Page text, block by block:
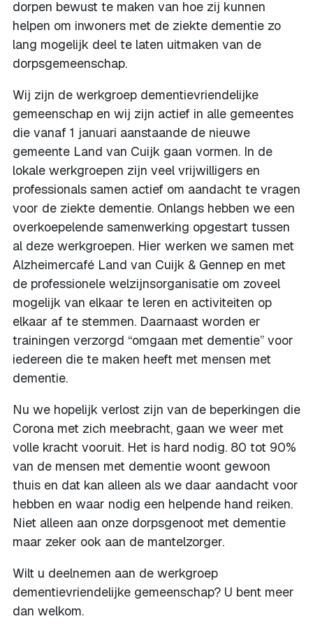
dorpen bewust te maken van hoe zij kunnen
helpen om inwoners met de ziekte dementie zo
lang mogelijk deel te laten uitmaken van de
dorpsgemeenschap.
Wij zijn de werkgroep dementievriendelijke
gemeenschap en wij zijn actief in alle gemeentes
die vanaf 1 januari aanstaande de nieuwe
gemeente Land van Cuijk gaan vormen. In de
lokale werkgroepen zijn veel vrijwilligers en
professionals samen actief om aandacht te vragen
voor de ziekte dementie. Onlangs hebben we een
overkoepelende samenwerking opgestart tussen
al deze werkgroepen. Hier werken we samen met
Alzheimercafé Land van Cuijk & Gennep en met
de professionele welzijnsorganisatie om zoveel
mogelijk van elkaar te leren en activiteiten op
elkaar af te stemmen. Daarnaast worden er
trainingen verzorgd “omgaan met dementie” voor
iedereen die te maken heeft met mensen met
dementie.
Nu we hopelijk verlost zijn van de beperkingen die
Corona met zich meebracht, gaan we weer met
volle kracht vooruit. Het is hard nodig. 80 tot 90%
van de mensen met dementie woont gewoon
thuis en dat kan alleen als we daar aandacht voor
hebben en waar nodig een helpende hand reiken.
Niet alleen aan onze dorpsgenoot met dementie
maar zeker ook aan de mantelzorger.
Wilt u deelnemen aan de werkgroep
dementievriendelijke gemeenschap? U bent meer
dan welkom.